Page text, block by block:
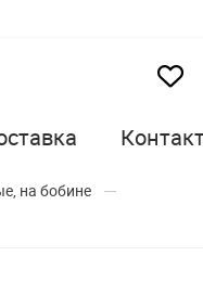
на бобине